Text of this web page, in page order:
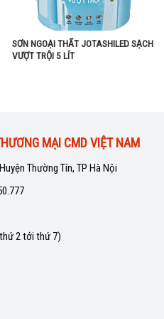
SƠN NGOẠI THẤT JOTASHILED SẠCH
VƯỢT TRỘI 5 LÍT
MẠI CMD VIỆT NAM
Thường Tín, TP Hà Nội
2 tới thứ 7)